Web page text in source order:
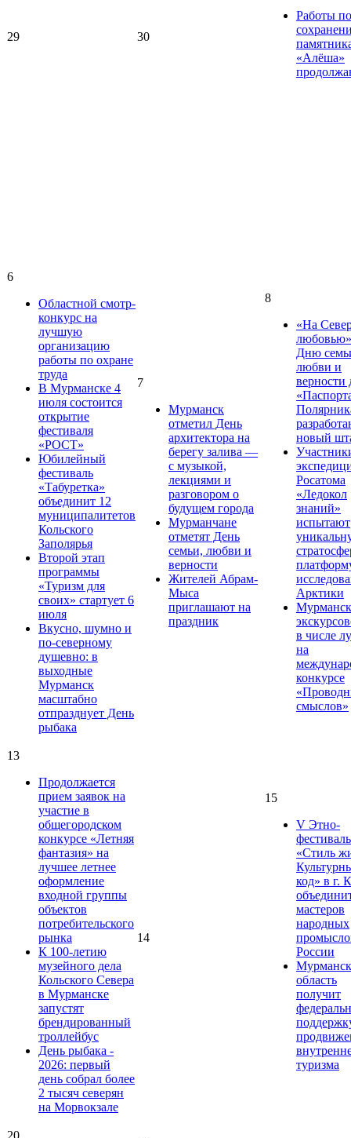
29 30
Работы по
«Алёша»
6
Областной смотр-
конкурс на
лучшую
организацию
работы по охране
труда
В Мурманске 4
июля состоится
открытие
фестиваля
«РОСТ»
Юбилейный
фестиваль
«Табуретка»
объединит 12
муниципалитетов
Кольского
Заполярья
Второй этап
программы
«Туризм для
своих» стартует 6
июля
Вкусно, шумно и
по-северному
душевно: в
выходные
Мурманск
масштабно
отпразднует День
рыбака
7
Мурманск
отметил День
архитектора на
берегу залива —
с музыкой,
лекциями и
разговором о
будущем города
Мурманчане
отметят День
семьи, любви и
верности
Жителей Абрам-
Мыса
приглашают на
праздник
8
«На
Дню
любви и
верности
новый
Росатома
«Ледокол
знаний»
испытают
Арктики
в числе
на
конкурсе
смыслов»
13
Продолжается
прием заявок на
участие в
общегородском
конкурсе «Летняя
фантазия» на
лучшее летнее
оформление
входной группы
объектов
потребительского
рынка
К 100-летию
музейного дела
Кольского Севера
в Мурманске
запустят
брендированный
троллейбус
День рыбака -
2026: первый
день собрал более
2 тысяч северян
на Морвокзале
14
15
V Этно-
фестиваль
«Стиль
код» в г.
мастеров
народных
России
область
получит
туризма